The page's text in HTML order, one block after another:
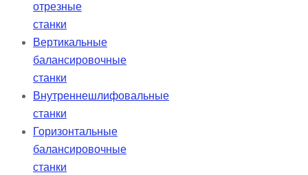
отрезные
станки
Вертикальные
балансировочные
станки
Внутреннешлифовальные
станки
Горизонтальные
балансировочные
станки